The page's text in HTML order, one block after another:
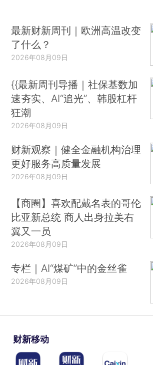
最新财新周刊｜欧洲高温改变
了什么？
2026年08月09日
{{最新周刊导播｜社保基数加
速夯实、AI“追光”、韩股杠杆
狂潮
2026年08月09日
财新观察｜健全金融机构治理
更好服务高质量发展
2026年08月09日
【商圈】喜欢配戴名表的哥伦
比亚新总统 商人出身拉美右
翼又一员
2026年08月09日
专栏｜AI“煤矿”中的金丝雀
2026年08月09日
财新移动